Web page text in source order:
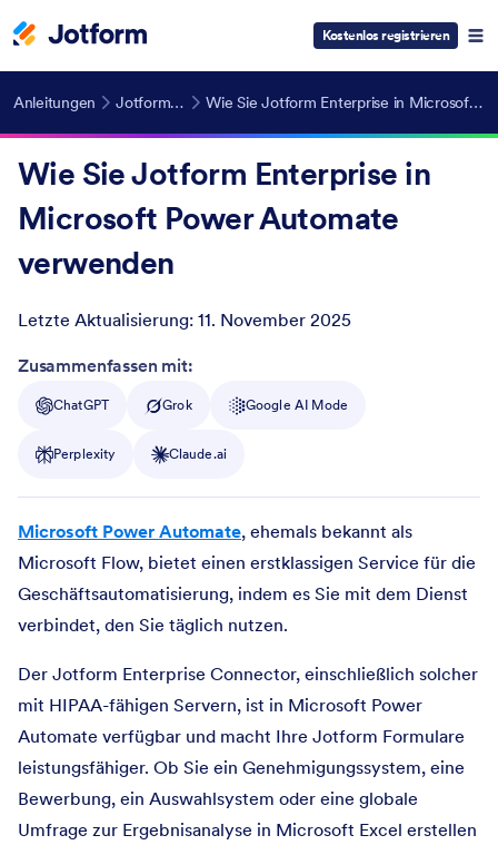
Kostenlos registrieren
Anleitungen Jotform Enterprise Wie Sie Jotform Enterprise in Microsoft Power Automate verwenden
Wie Sie Jotform Enterprise in
Microsoft Power Automate
verwenden
Letzte Aktualisierung: 11. November 2025
Post ID
Zusammenfassen mit:
ChatGPT Grok Google AI Mode
Perplexity Claude.ai
Microsoft Power Automate, ehemals bekannt als
Microsoft Flow, bietet einen erstklassigen Service für die
Geschäftsautomatisierung, indem es Sie mit dem Dienst
verbindet, den Sie täglich nutzen.
Der Jotform Enterprise Connector, einschließlich solcher
mit HIPAA-fähigen Servern, ist in Microsoft Power
Automate verfügbar und macht Ihre Jotform Formulare
leistungsfähiger. Ob Sie ein Genehmigungssystem, eine
Bewerbung, ein Auswahlsystem oder eine globale
Umfrage zur Ergebnisanalyse in Microsoft Excel erstellen